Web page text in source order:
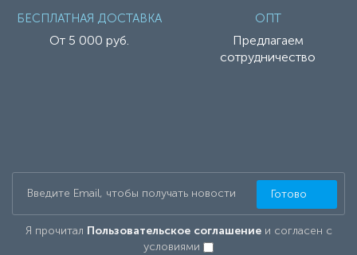
БЕСПЛАТНАЯ ДОСТАВКА
От 5 000 руб.
ОПТ
Предлагаем
сотрудничество
Я прочитал Пользовательское соглашениеи согласен с
условиями
Готово